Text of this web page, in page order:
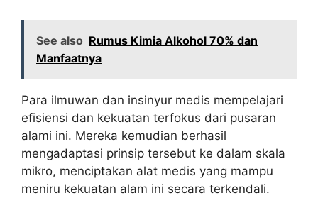
See also Rumus Kimia Alkohol 70% dan
Manfaatnya
Para ilmuwan dan insinyur medis mempelajari
efisiensi dan kekuatan terfokus dari pusaran
alami ini. Mereka kemudian berhasil
mengadaptasi prinsip tersebut ke dalam skala
mikro, menciptakan alat medis yang mampu
meniru kekuatan alam ini secara terkendali.